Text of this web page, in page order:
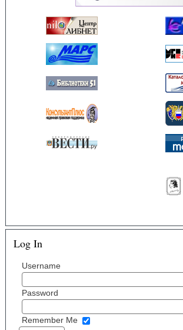
Log In
Username
Password
Remember Me